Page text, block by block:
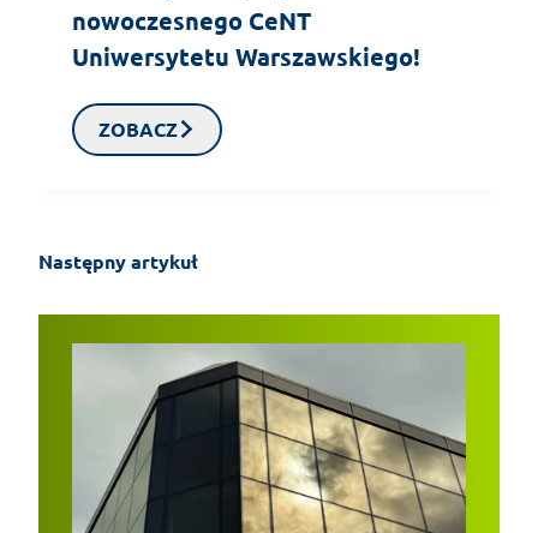
nowoczesnego CeNT
Uniwersytetu Warszawskiego!
ZOBACZ
Następny artykuł